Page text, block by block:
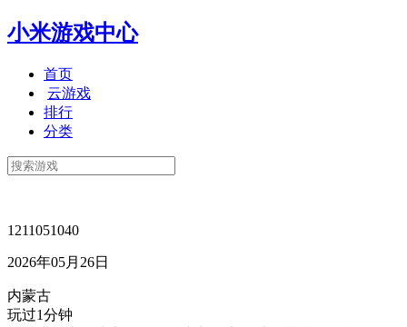
小米游戏中心
首页
云游戏
排行
分类
1211051040
2026年05月26日
内蒙古
玩过1分钟